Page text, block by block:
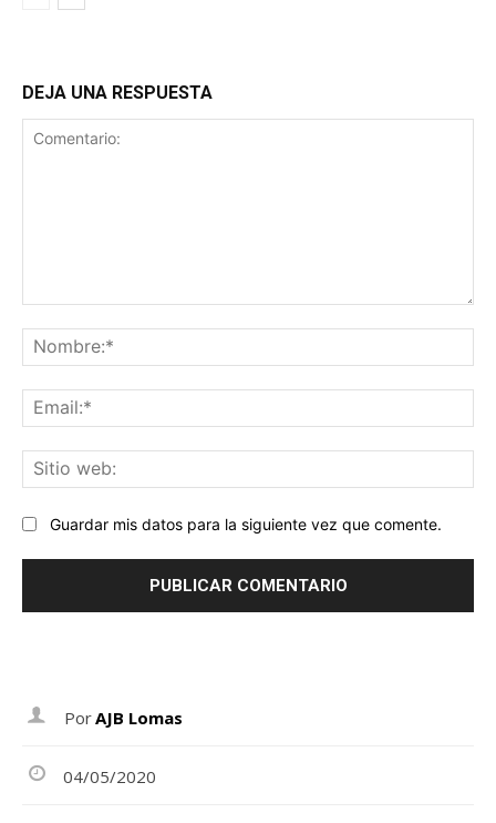
DEJA UNA RESPUESTA
Guardar mis datos para la siguiente vez que comente.
PorAJB Lomas
04/05/2020